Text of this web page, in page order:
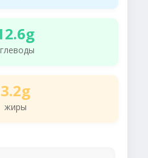
3.2g
жиры